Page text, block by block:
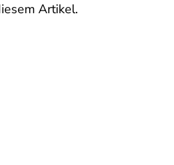
Artikel.